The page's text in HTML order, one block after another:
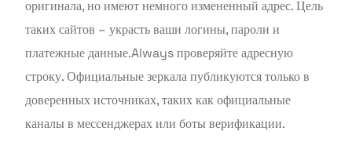
оригинала, но имеют немного измененный адрес. Цель
таких сайтов – украсть ваши логины, пароли и
платежные данные.Always проверяйте адресную
строку. Официальные зеркала публикуются только в
доверенных источниках, таких как официальные
каналы в мессенджерах или боты верификации.